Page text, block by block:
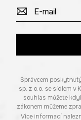
Správcem
sp. z o.o. se sídlem v
souhlas můžete
zákonem můžeme
Více informací